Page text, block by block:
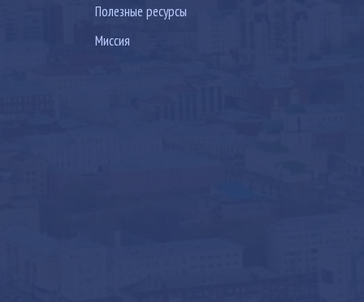
Полезные ресурсы
Миссия